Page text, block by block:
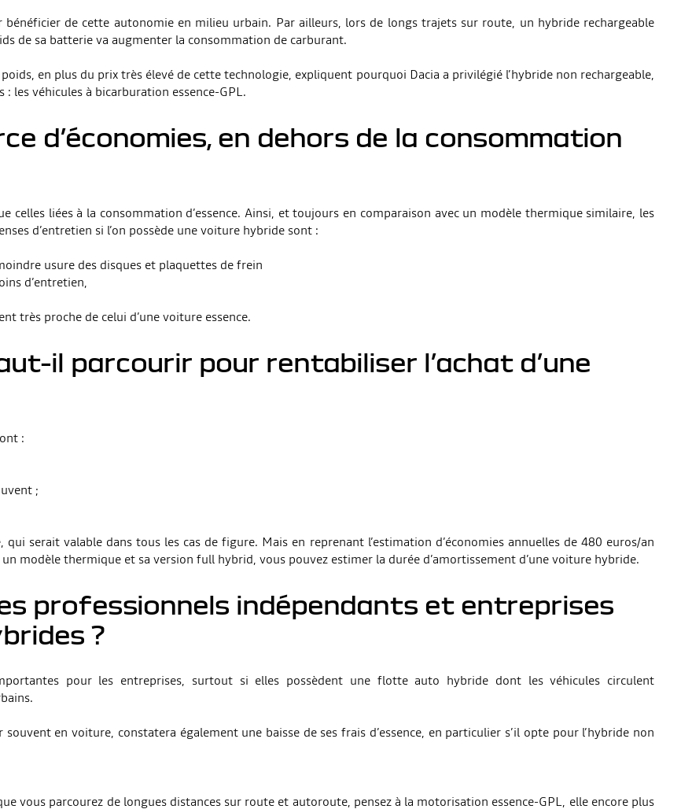
de cette autonomie en milieu urbain. Par ailleurs, lors de longs trajets sur route, un hybride rechargeable
de sa batterie va augmenter la consommation de carburant.
en plus du prix très élevé de cette technologie, expliquent pourquoi Dacia a privilégié l’hybride non rechargeable,
véhicules à bicarburation essence-GPL.
d’économies, en dehors de la consommation
celles liées à la consommation d’essence. Ainsi, et toujours en comparaison avec un modèle thermique similaire, les
d’entretien si l’on possède une voiture hybride sont :
usure des disques et plaquettes de frein
d’entretien,
très proche de celui d’une voiture essence.
il parcourir pour rentabiliser l’achat d’une
:
;
serait valable dans tous les cas de figure. Mais en reprenant l’estimation d’économies annuelles de 480 euros/an
modèle thermique et sa version full hybrid, vous pouvez estimer la durée d’amortissement d’une voiture hybride.
professionnels indépendants et entreprises
?
pour les entreprises, surtout si elles possèdent une flotte auto hybride dont les véhicules circulent
en voiture, constatera également une baisse de ses frais d’essence, en particulier s’il opte pour l’hybride non
vous parcourez de longues distances sur route et autoroute, pensez à la motorisation essence-GPL, elle encore plus